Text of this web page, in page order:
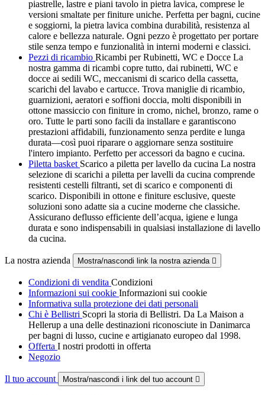
piastrelle, lastre e piani tavolo in pietra lavica, comprese le
versioni smaltate per finiture uniche. Perfetta per bagni, cucine
e soggiorni, la pietra lavica combina durabilità, resistenza al
calore e bellezza naturale. Ogni pezzo è progettato per portare
stile senza tempo e funzionalità in interni moderni e classici.
Pezzi di ricambio Ricambi per Rubinetti, WC e Docce La
nostra gamma di ricambi copre tutto, dai rubinetti, WC e
docce ai sedili WC, meccanismi di scarico della cassetta,
scarichi del lavabo e cartucce. Trova maniglie di ricambio,
guarnizioni, aeratori e soffioni doccia, molti disponibili in
ottone massiccio con finiture in cromo, nichel, bronzo, rame o
oro. Tutte le parti sono facili da installare e garantiscono
prestazioni affidabili, funzionamento senza perdite e lunga
durata—così puoi riparare o aggiornare senza sostituire
l'intero impianto. Perfetto per accessori da bagno e cucina.
Piletta basket Scarico a piletta per lavello da cucina La nostra
selezione di scarichi a piletta per lavelli da cucina comprende
resistenti cestelli filtranti, set di scarico e componenti di
scarico. Disponibili in ottone e finiture esclusive, queste
soluzioni sono adatte sia a cucine moderne che classiche.
Assicurano deflusso efficiente dell’acqua, igiene e lunga
durata e sono indispensabili in qualsiasi installazione di lavello
da cucina.
La nostra azienda Mostra/nascondi link la nostra azienda 
Condizioni di vendita Condizioni
Informazioni sui cookie Informazioni sui cookie
Informativa sulla protezione dei dati personali
Chi è Bellistri Scopri la storia di Bellistri. Da La Maison a
Hellerup a una delle destinazioni riconosciute in Danimarca
per bagni di lusso, cucine e artigianato europeo dal 1998.
Offerta I nostri prodotti in offerta
Negozio
Il tuo account Mostra/nascondi i link del tuo account 